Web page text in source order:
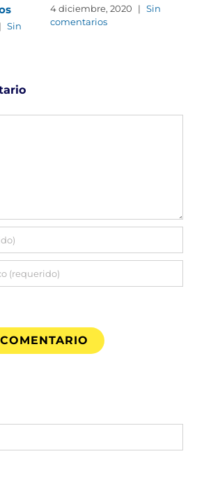
| Sin
4 diciembre, 2020 | Sin
comentarios